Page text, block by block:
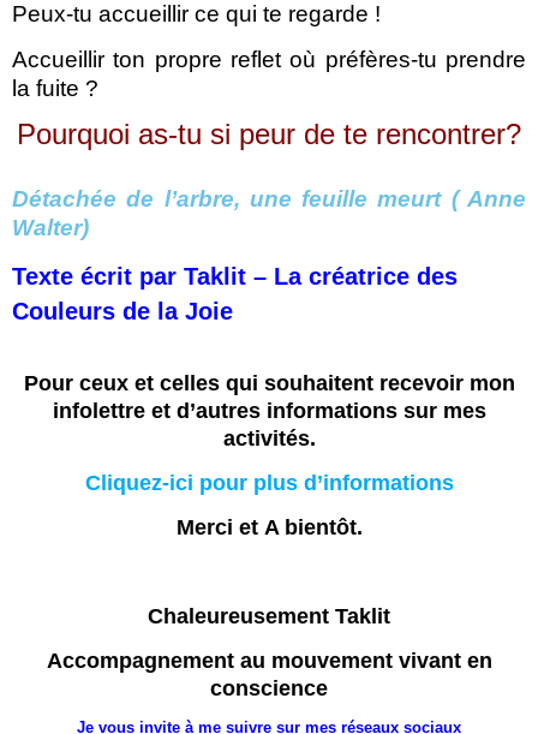
Peux-tu accueillir ce qui te regarde !
Accueillir ton propre reflet où préfères-tu prendre
la fuite ?
Pourquoi as-tu si peur de te rencontrer?
Détachée de l’arbre, une feuille meurt ( Anne
Walter)
Texte écrit par Taklit – La créatrice des
Couleurs de la Joie
Pour ceux et celles qui souhaitent recevoir mon
infolettre et d’autres informations sur mes
activités.
Cliquez-ici pour plus d’informations
Merci et A bientôt.
Chaleureusement Taklit
Accompagnement au mouvement vivant en
conscience
Je vous invite à me suivre sur mes réseaux sociaux